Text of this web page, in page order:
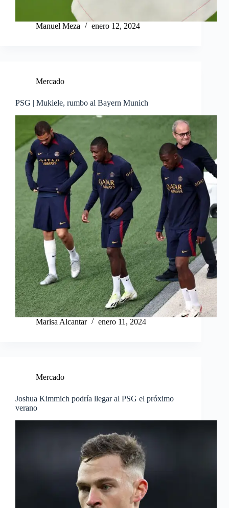
Manuel Meza enero 12, 2024
Mercado
PSG | Mukiele, rumbo al Bayern Munich
Marisa Alcantar enero 11, 2024
Mercado
Joshua Kimmich podría llegar al PSG el próximo
verano